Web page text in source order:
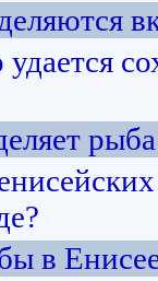
удается
в